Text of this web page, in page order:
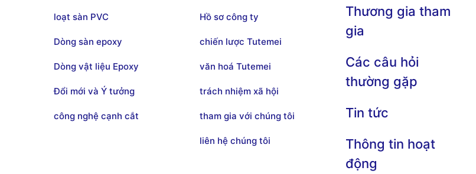
loạt sàn PVC
Dòng sàn epoxy
Dòng vật liệu Epoxy
Đổi mới và Ý tưởng
công nghệ cạnh cắt
Hồ sơ công ty
chiến lược Tutemei
văn hoá Tutemei
trách nhiệm xã hội
tham gia với chúng tôi
liên hệ chúng tôi
Thương gia tham
gia
Các câu hỏi
thường gặp
Tin tức
Thông tin hoạt
động